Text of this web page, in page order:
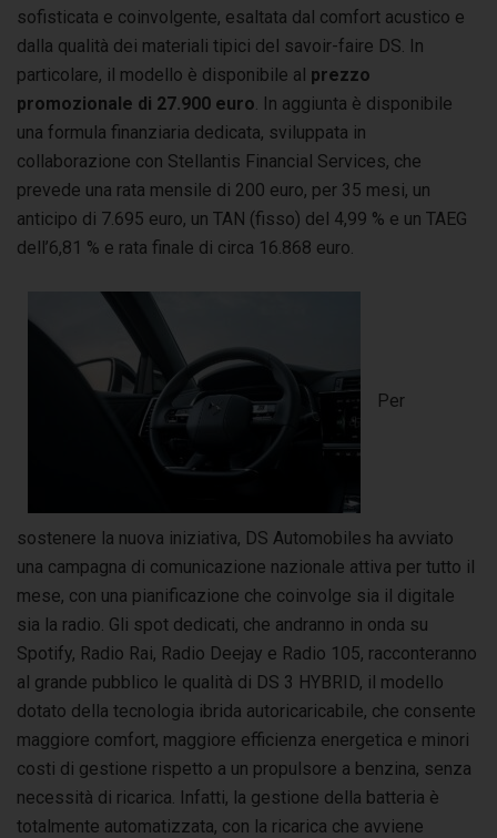
sofisticata e coinvolgente, esaltata dal comfort acustico e
dalla qualità dei materiali tipici del savoir-faire DS. In
particolare, il modello è disponibile al prezzo
promozionale di 27.900 euro . In aggiunta è disponibile
una formula finanziaria dedicata, sviluppata in
collaborazione con Stellantis Financial Services, che
prevede una rata mensile di 200 euro, per 35 mesi, un
anticipo di 7.695 euro, un TAN (fisso) del 4,99 % e un TAEG
dell’6,81 % e rata finale di circa 16.868 euro.
Per
sostenere la nuova iniziativa, DS Automobiles ha avviato
una campagna di comunicazione nazionale attiva per tutto il
mese, con una pianificazione che coinvolge sia il digitale
sia la radio. Gli spot dedicati, che andranno in onda su
Spotify, Radio Rai, Radio Deejay e Radio 105, racconteranno
al grande pubblico le qualità di DS 3 HYBRID, il modello
dotato della tecnologia ibrida autoricaricabile, che consente
maggiore comfort, maggiore efficienza energetica e minori
costi di gestione rispetto a un propulsore a benzina, senza
necessità di ricarica. Infatti, la gestione della batteria è
totalmente automatizzata, con la ricarica che avviene